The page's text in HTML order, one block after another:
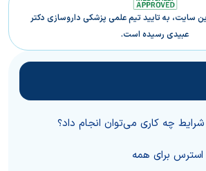
سایت، به تایید تیم علمی پزشکی داروسازی دکتر
عبیدی رسیده است.
چه کاری می‌توان انجام داد؟
برای همه